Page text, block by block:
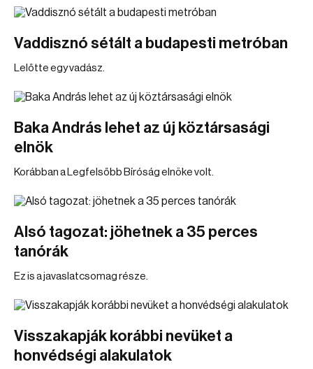
Vaddisznó sétált a budapesti metróban
Lelőtte egy vadász.
Baka András lehet az új köztársasági
elnök
Korábban a Legfelsőbb Bíróság elnöke volt.
Alsó tagozat: jöhetnek a 35 perces
tanórák
Ez is a javaslatcsomag része.
Visszakapják korábbi nevüket a
honvédségi alakulatok